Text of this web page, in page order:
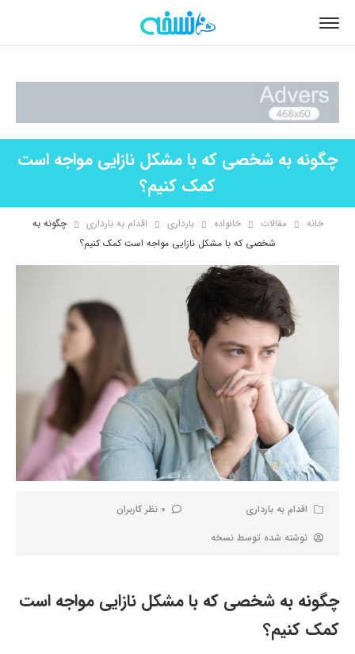
چگونه به شخصی که با مشکل نازایی مواجه است
کمک کنیم؟
خانه مقالات خانواده بارداری اقدام به بارداری
چگونه به
شخصی که با مشکل نازایی مواجه است کمک کنیم؟
اقدام به بارداری
0 نظر کاربران
نوشته شده توسط نسخه
چگونه به شخصی که با مشکل نازایی مواجه است
کمک کنیم؟